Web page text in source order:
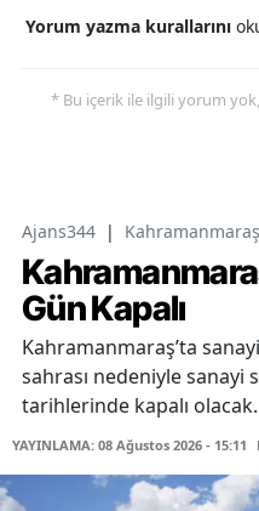
Yorum yazma kurallarını
* Bu içerik ile ilgili yorum
Ajans344 |
Gün Kapalı
Kahramanmaraş’ta
sahrası nedeniyle sanayi
tarihlerinde kapalı olacak.
YAYINLAMA: 08 Ağustos 2026 - 15:11